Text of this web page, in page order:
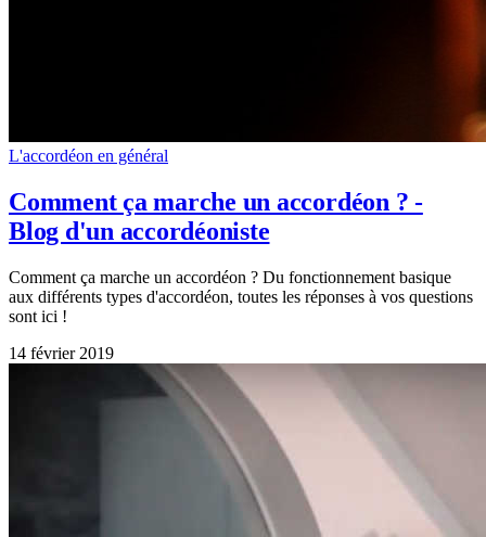
L'accordéon en général
Comment ça marche un accordéon ? -
Blog d'un accordéoniste
Comment ça marche un accordéon ? Du fonctionnement basique
aux différents types d'accordéon, toutes les réponses à vos questions
sont ici !
14 février 2019